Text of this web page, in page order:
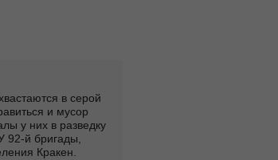
в серой
и мусор
у них в разведку
92-й бригады,
Кракен.